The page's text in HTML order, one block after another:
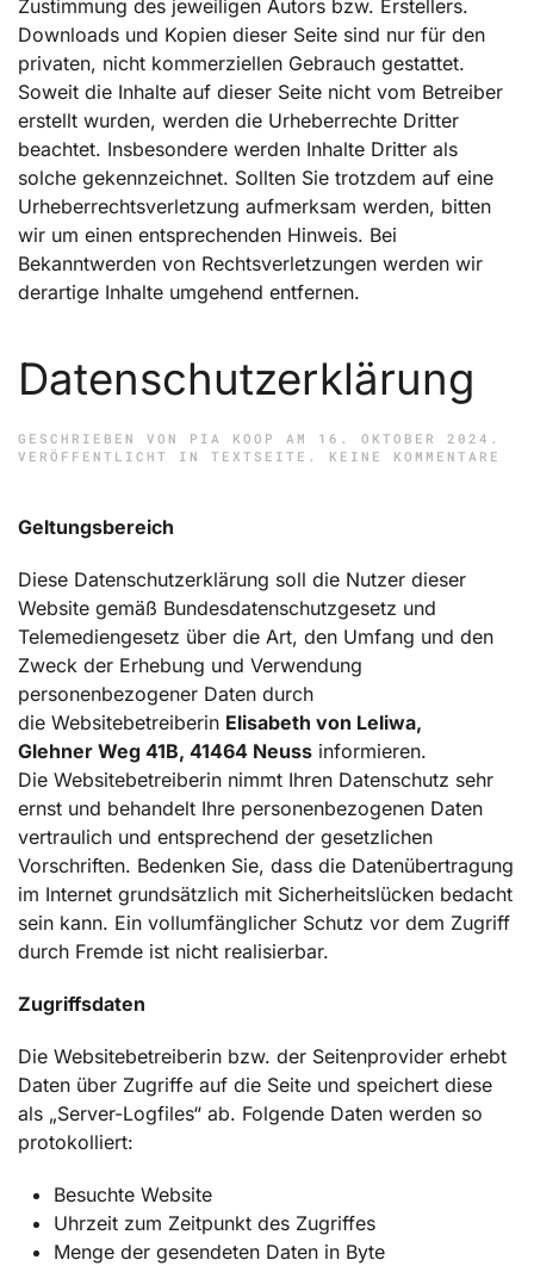
Zustimmung des jeweiligen Autors bzw. Erstellers.
Downloads und Kopien dieser Seite sind nur für den
privaten, nicht kommerziellen Gebrauch gestattet.
Soweit die Inhalte auf dieser Seite nicht vom Betreiber
erstellt wurden, werden die Urheberrechte Dritter
beachtet. Insbesondere werden Inhalte Dritter als
solche gekennzeichnet. Sollten Sie trotzdem auf eine
Urheberrechtsverletzung aufmerksam werden, bitten
wir um einen entsprechenden Hinweis. Bei
Bekanntwerden von Rechtsverletzungen werden wir
derartige Inhalte umgehend entfernen.
Datenschutzerklärung
GESCHRIEBEN VON PIA KOOP AM 16. OKTOBER 2024 .
VERÖFFENTLICHT IN TEXTSEITE . KEINE KOMMENTARE
Geltungsbereich
Diese Datenschutzerklärung soll die Nutzer dieser
Website gemäß Bundesdatenschutzgesetz und
Telemediengesetz über die Art, den Umfang und den
Zweck der Erhebung und Verwendung
personenbezogener Daten durch
die Websitebetreiberin Elisabeth von Leliwa,
Glehner Weg 41B, 41464 Neuss informieren.
Die Websitebetreiberin nimmt Ihren Datenschutz sehr
ernst und behandelt Ihre personenbezogenen Daten
vertraulich und entsprechend der gesetzlichen
Vorschriften. Bedenken Sie, dass die Datenübertragung
im Internet grundsätzlich mit Sicherheitslücken bedacht
sein kann. Ein vollumfänglicher Schutz vor dem Zugriff
durch Fremde ist nicht realisierbar.
Zugriffsdaten
Die Websitebetreiberin bzw. der Seitenprovider erhebt
Daten über Zugriffe auf die Seite und speichert diese
als „Server-Logfiles“ ab. Folgende Daten werden so
protokolliert:
Besuchte Website
Uhrzeit zum Zeitpunkt des Zugriffes
Menge der gesendeten Daten in Byte